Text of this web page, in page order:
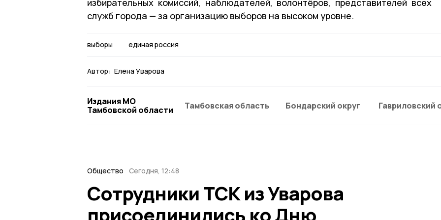
служб города — за организацию выборов на высоком уровне.
выборы единая россия
Автор: Елена Уварова
Издания МО
Тамбовской области
Тамбовская область Бондарский округ Гавриловский
Общество Сегодня, 12:48
Сотрудники ТСК из Уварова
присоединились ко Дню